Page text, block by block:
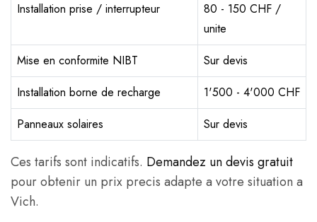
Installation prise / interrupteur
80 - 150 CHF /
unite
Mise en conformite NIBT
Sur devis
Installation borne de recharge
1'500 - 4'000 CHF
Panneaux solaires
Sur devis
Ces tarifs sont indicatifs. Demandez un devis gratuit
pour obtenir un prix precis adapte a votre situation a
Vich.